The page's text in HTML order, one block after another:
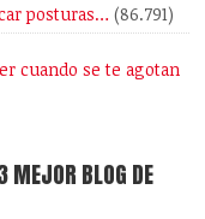
posturas… (86.791)
cuando se te agotan
MEJOR BLOG DE